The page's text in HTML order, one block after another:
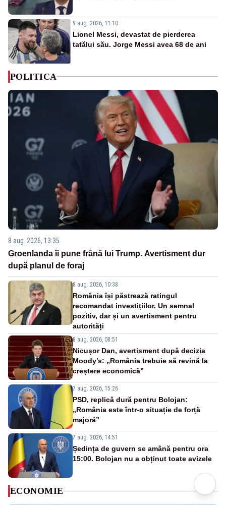
9 aug. 2026, 11:10
Lionel Messi, devastat de pierderea
tatălui său. Jorge Messi avea 68 de ani
POLITICA
8 aug. 2026, 13:35
Groenlanda îi pune frână lui Trump. Avertisment dur
după planul de foraj
8 aug. 2026, 10:38
România își păstrează ratingul
recomandat investițiilor. Un semnal
pozitiv, dar și un avertisment pentru
autorități
8 aug. 2026, 08:51
Nicușor Dan, avertisment după decizia
Moody’s: „România trebuie să revină la
creștere economică”
7 aug. 2026, 15:26
PSD, replică dură pentru Bolojan:
„România este într-o situație de forță
majoră”
7 aug. 2026, 14:51
Ședința de guvern se amână pentru ora
15:00. Bolojan nu a obținut toate avizele
ECONOMIE